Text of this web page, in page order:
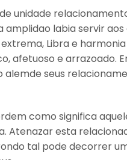
unidade
labia servir aos
Libra e harmonia
afetuoso e arrazoado.
seus
como significa
Atenazar esta
tal pode decorrer